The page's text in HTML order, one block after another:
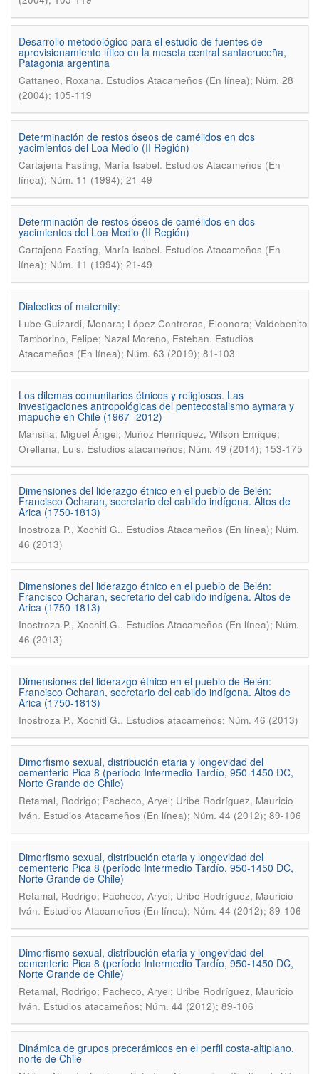
Desarrollo metodológico para el estudio de fuentes de
aprovisionamiento lítico en la meseta central santacruceña,
Patagonia argentina
Cattaneo, Roxana. Estudios Atacameños (En línea); Núm. 28
(2004); 105-119
Determinación de restos óseos de camélidos en dos
yacimientos del Loa Medio (II Región)
Cartajena Fasting, María Isabel. Estudios Atacameños (En
línea); Núm. 11 (1994); 21-49
Determinación de restos óseos de camélidos en dos
yacimientos del Loa Medio (II Región)
Cartajena Fasting, María Isabel. Estudios Atacameños (En
línea); Núm. 11 (1994); 21-49
Dialectics of maternity:
Lube Guizardi, Menara; López Contreras, Eleonora; Valdebenito
Tamborino, Felipe; Nazal Moreno, Esteban. Estudios
Atacameños (En línea); Núm. 63 (2019); 81-103
Los dilemas comunitarios étnicos y religiosos. Las
investigaciones antropológicas del pentecostalismo aymara y
mapuche en Chile (1967- 2012)
Mansilla, Miguel Ángel; Muñoz Henríquez, Wilson Enrique;
Orellana, Luis. Estudios atacameños; Núm. 49 (2014); 153-175
Dimensiones del liderazgo étnico en el pueblo de Belén:
Francisco Ocharan, secretario del cabildo indígena. Altos de
Arica (1750-1813)
Inostroza P., Xochitl G.. Estudios Atacameños (En línea); Núm.
46 (2013)
Dimensiones del liderazgo étnico en el pueblo de Belén:
Francisco Ocharan, secretario del cabildo indígena. Altos de
Arica (1750-1813)
Inostroza P., Xochitl G.. Estudios Atacameños (En línea); Núm.
46 (2013)
Dimensiones del liderazgo étnico en el pueblo de Belén:
Francisco Ocharan, secretario del cabildo indígena. Altos de
Arica (1750-1813)
Inostroza P., Xochitl G.. Estudios atacameños; Núm. 46 (2013)
Dimorfismo sexual, distribución etaria y longevidad del
cementerio Pica 8 (período Intermedio Tardío, 950-1450 DC,
Norte Grande de Chile)
Retamal, Rodrigo; Pacheco, Aryel; Uribe Rodríguez, Mauricio
Iván. Estudios Atacameños (En línea); Núm. 44 (2012); 89-106
Dimorfismo sexual, distribución etaria y longevidad del
cementerio Pica 8 (período Intermedio Tardío, 950-1450 DC,
Norte Grande de Chile)
Retamal, Rodrigo; Pacheco, Aryel; Uribe Rodríguez, Mauricio
Iván. Estudios Atacameños (En línea); Núm. 44 (2012); 89-106
Dimorfismo sexual, distribución etaria y longevidad del
cementerio Pica 8 (período Intermedio Tardío, 950-1450 DC,
Norte Grande de Chile)
Retamal, Rodrigo; Pacheco, Aryel; Uribe Rodríguez, Mauricio
Iván. Estudios atacameños; Núm. 44 (2012); 89-106
Dinámica de grupos precerámicos en el perfil costa-altiplano,
norte de Chile